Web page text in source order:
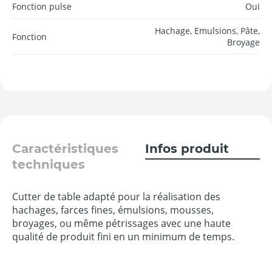
Fonction pulse Oui
Fonction
Hachage, Emulsions, Pâte,
Broyage
Caractéristiques
techniques
Infos produit
Cutter de table adapté pour la réalisation des
hachages, farces fines, émulsions, mousses,
broyages, ou même pétrissages avec une haute
qualité de produit fini en un minimum de temps.